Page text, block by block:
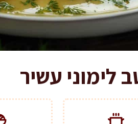
לימוני עשיר